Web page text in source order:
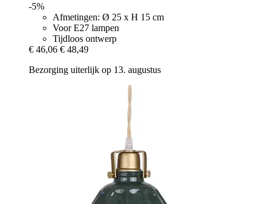
-5%
Afmetingen: Ø 25 x H 15 cm
Voor E27 lampen
Tijdloos ontwerp
€ 46,06 € 48,49
Bezorging uiterlijk op 13. augustus